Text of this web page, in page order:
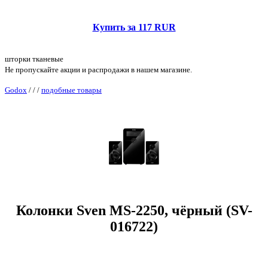
Купить за 117 RUR
шторки тканевые
Не пропускайте акции и распродажи в нашем магазине.
Godox / / / подобные товары
Колонки Sven MS-2250, чёрный (SV-
016722)